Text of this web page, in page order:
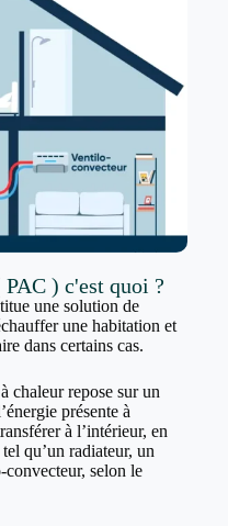
) c'est quoi ?
une solution de
une habitation et
dans certains cas.
chaleur repose sur un
présente à
à l’intérieur, en
qu’un radiateur, un
selon le